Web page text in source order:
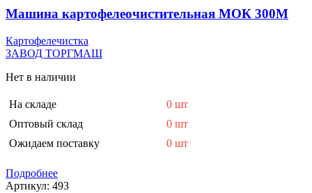
Машина картофелеочистительная МОК 300М
Картофелечистка
ЗАВОД ТОРГМАШ
Нет в наличии
На складе
0 шт
Оптовый склад
0 шт
Ожидаем поставку
0 шт
Подробнее
Артикул: 493